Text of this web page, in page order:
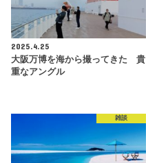
2025.4.25
大阪万博を海から撮ってきた 貴
重なアングル
雑談